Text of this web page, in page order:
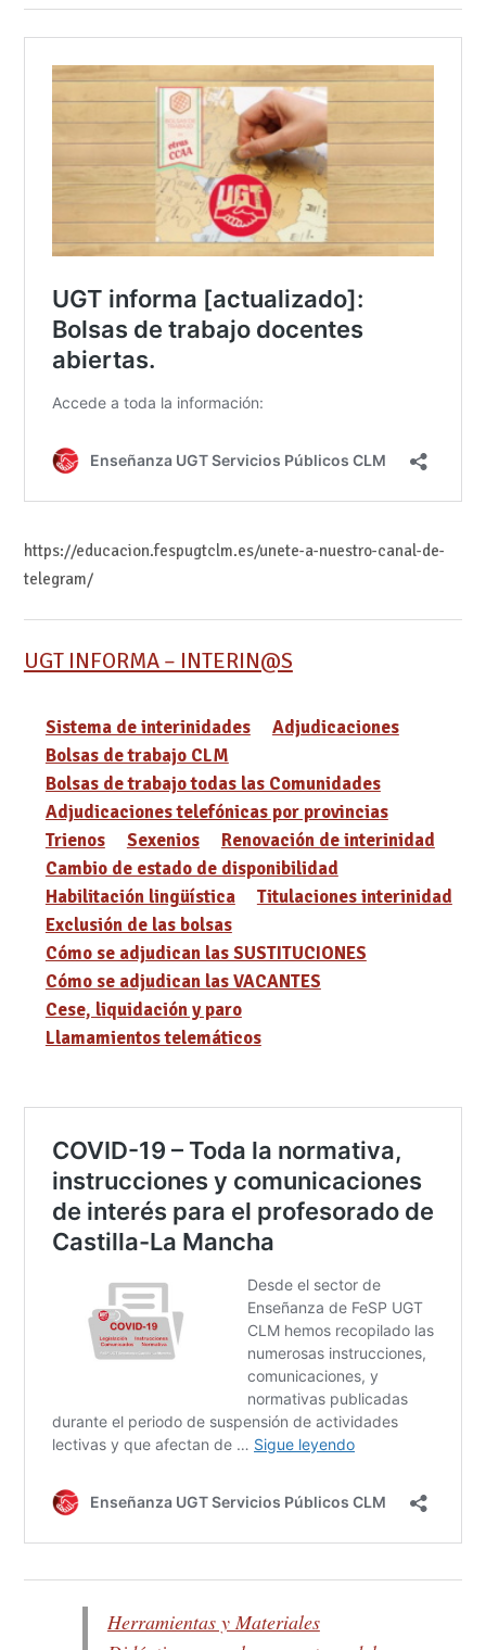
https://educacion.fespugtclm.es/unete-a-nuestro-canal-de-
telegram/
UGT INFORMA – INTERIN@S
Sistema de interinidades
Adjudicaciones
Bolsas de trabajo CLM
Bolsas de trabajo todas las Comunidades
Adjudicaciones telefónicas por provincias
Trienos
Sexenios
Renovación de interinidad
Cambio de estado de disponibilidad
Habilitación lingüística
Titulaciones interinidad
Exclusión de las bolsas
Cómo se adjudican las SUSTITUCIONES
Cómo se adjudican las VACANTES
Cese, liquidación y paro
Llamamientos telemáticos
Herramientas y Materiales